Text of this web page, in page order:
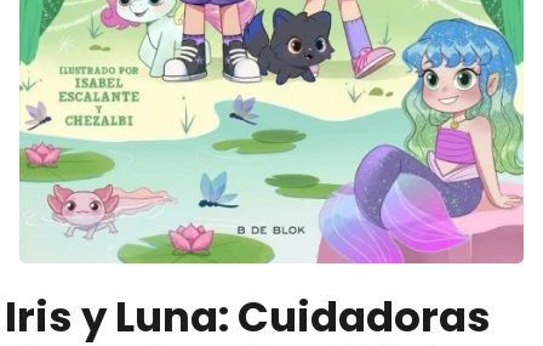
Iris y Luna: Cuidadoras